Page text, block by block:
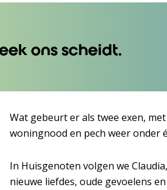
ons scheidt.
Wat gebeurt er als twee exen,
woningnood en pech weer onder
In Huisgenoten volgen we
nieuwe liefdes, oude gevoelens